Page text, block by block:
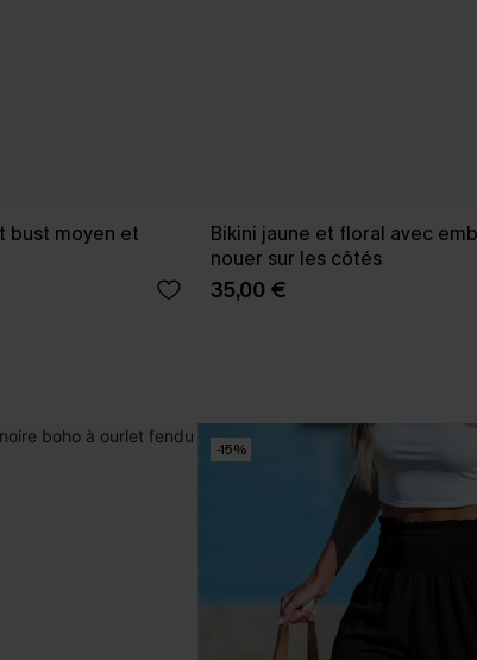
bust moyen et
Bikini jaune et floral avec
nouer sur les côtés
35,00 €
-15%